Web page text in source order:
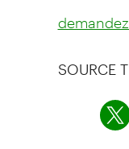
SOURCE